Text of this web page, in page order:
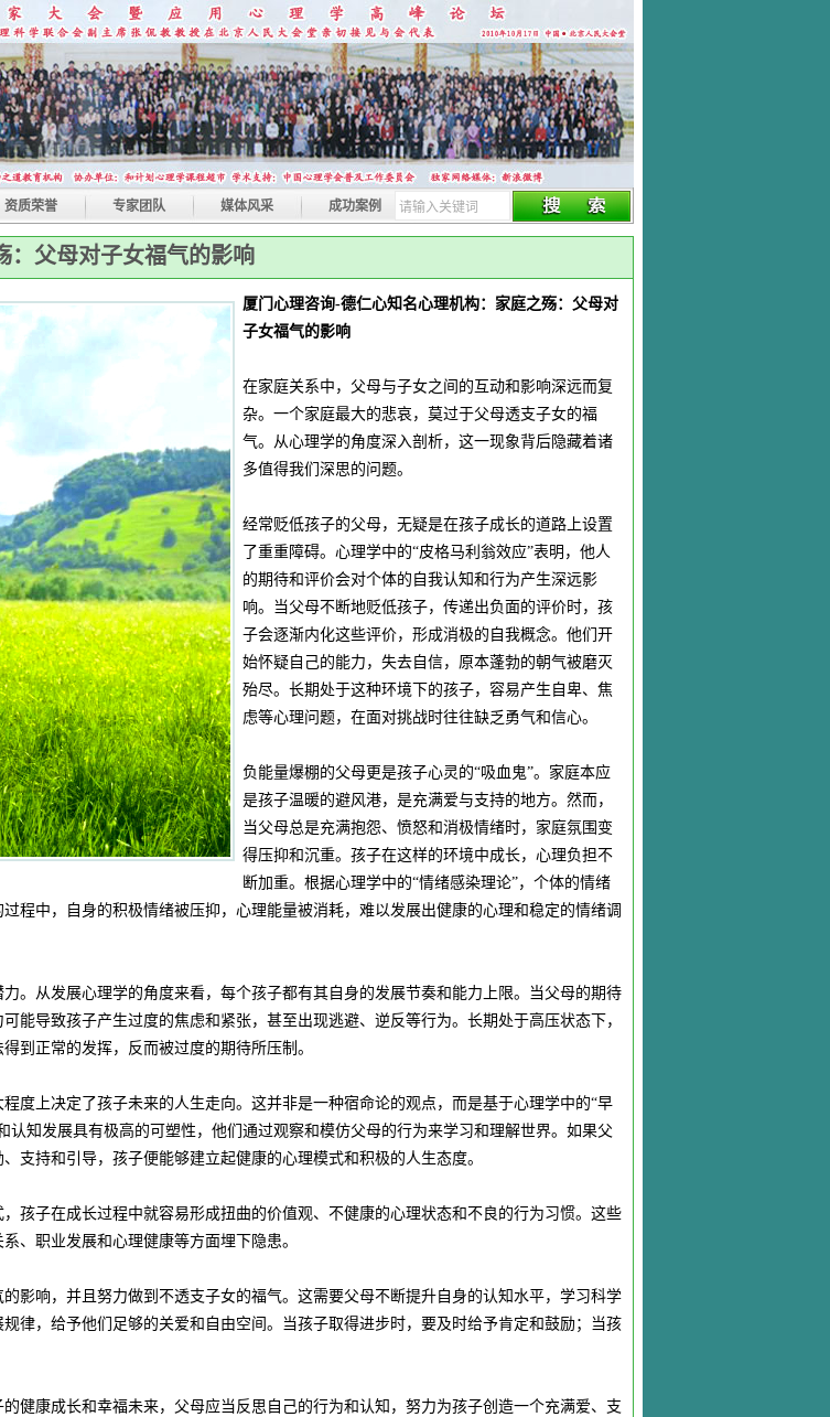
资质荣誉 专家团队 媒体风采 成功案例
：父母对子女福气的影响
厦门心理咨询-德仁心知名心理机构：家庭之殇：父母对
子女福气的影响
在家庭关系中，父母与子女之间的互动和影响深远而复
杂。一个家庭最大的悲哀，莫过于父母透支子女的福
气。从心理学的角度深入剖析，这一现象背后隐藏着诸
多值得我们深思的问题。
经常贬低孩子的父母，无疑是在孩子成长的道路上设置
了重重障碍。心理学中的“皮格马利翁效应”表明，他人
的期待和评价会对个体的自我认知和行为产生深远影
响。当父母不断地贬低孩子，传递出负面的评价时，孩
子会逐渐内化这些评价，形成消极的自我概念。他们开
始怀疑自己的能力，失去自信，原本蓬勃的朝气被磨灭
殆尽。长期处于这种环境下的孩子，容易产生自卑、焦
虑等心理问题，在面对挑战时往往缺乏勇气和信心。
负能量爆棚的父母更是孩子心灵的“吸血鬼”。家庭本应
是孩子温暖的避风港，是充满爱与支持的地方。然而，
当父母总是充满抱怨、愤怒和消极情绪时，家庭氛围变
得压抑和沉重。孩子在这样的环境中成长，心理负担不
断加重。根据心理学中的“情绪感染理论”，个体的情绪
程中，自身的积极情绪被压抑，心理能量被消耗，难以发展出健康的心理和稳定的情绪调
。从发展心理学的角度来看，每个孩子都有其自身的发展节奏和能力上限。当父母的期待
能导致孩子产生过度的焦虑和紧张，甚至出现逃避、逆反等行为。长期处于高压状态下，
到正常的发挥，反而被过度的期待所压制。
度上决定了孩子未来的人生走向。这并非是一种宿命论的观点，而是基于心理学中的“早
知发展具有极高的可塑性，他们通过观察和模仿父母的行为来学习和理解世界。如果父
支持和引导，孩子便能够建立起健康的心理模式和积极的人生态度。
孩子在成长过程中就容易形成扭曲的价值观、不健康的心理状态和不良的行为习惯。这些
、职业发展和心理健康等方面埋下隐患。
影响，并且努力做到不透支子女的福气。这需要父母不断提升自身的认知水平，学习科学
律，给予他们足够的关爱和自由空间。当孩子取得进步时，要及时给予肯定和鼓励；当孩
健康成长和幸福未来，父母应当反思自己的行为和认知，努力为孩子创造一个充满爱、支